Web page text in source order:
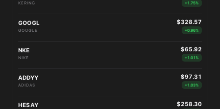
KERING +1.75%
GOOGL
GOOGLE
$328.57
+0.96%
NKE
NIKE
$65.92
+1.01%
ADDYY
ADIDAS
$97.31
+1.03%
HESAY $258.30